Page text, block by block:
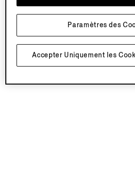
Accepter Uniquement les
Paramètres des